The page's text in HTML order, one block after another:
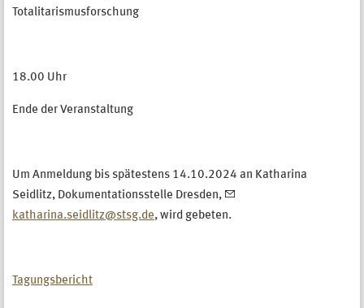
Totalitarismusforschung
18.00 Uhr
Ende der Veranstaltung
Um Anmeldung bis spätestens 14.10.2024 an Katharina
Seidlitz, Dokumentationsstelle Dresden,
katharina.seidlitz@stsg.de, wird gebeten.
Tagungsbericht